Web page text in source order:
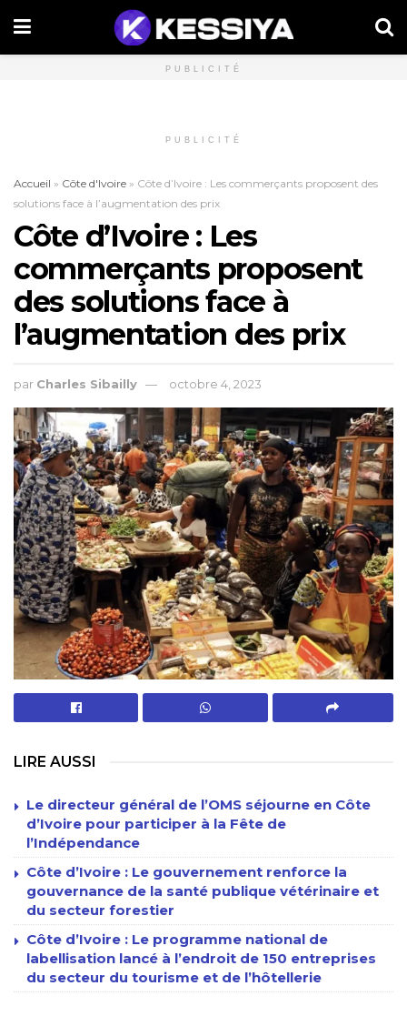
PUBLICITÉ
PUBLICITÉ
Accueil » Côte d'Ivoire » Côte d’Ivoire : Les commerçants proposent des
solutions face à l’augmentation des prix
Côte d’Ivoire : Les
commerçants proposent
des solutions face à
l’augmentation des prix
par Charles Sibailly octobre 4, 2023
LIRE AUSSI
Le directeur général de l’OMS séjourne en Côte
d’Ivoire pour participer à la Fête de
l’Indépendance
Côte d’Ivoire : Le gouvernement renforce la
gouvernance de la santé publique vétérinaire et
du secteur forestier
Côte d’Ivoire : Le programme national de
labellisation lancé à l’endroit de 150 entreprises
du secteur du tourisme et de l’hôtellerie